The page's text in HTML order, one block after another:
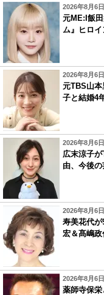
2026年8月6
元ME:I飯
ム』ヒロ
2026年8月6
元TBS山
子と結婚4
2026年8月6
広末涼子
由、今後
2026年8月6
寿美花代
宏＆髙嶋
2026年8月6
薬師寺保